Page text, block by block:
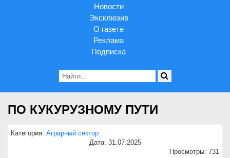
Новости
Эксклюзив
О газете
Реклама
Подписка
ПО КУКУРУЗНОМУ ПУТИ
Категория: Аграрный сектор
Дата: 31.07.2025
Просмотры: 731